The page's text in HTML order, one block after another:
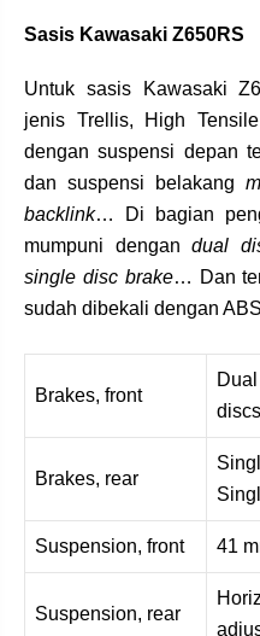
Sasis Kawasaki Z650RS
Untuk sasis Kawasaki
jenis Trellis, High
dengan suspensi depan
dan suspensi belakang
backlink… Di bagian
mumpuni dengandual
single disc brake… Dan
sudah dibekali dengan ABS
Brakes, front
Brakes, rear
Suspension, front 41
Suspension, rear